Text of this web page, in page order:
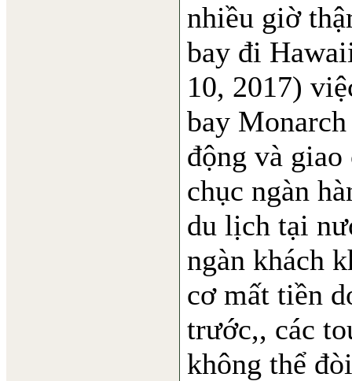
nhiều giờ
bay đi
10, 2017)
bay
động và
chục ngàn
du lịch tại
ngàn khách
cơ mất tiền
trước,, các
không thể